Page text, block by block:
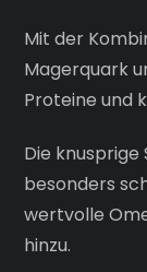
Mit der
Magerquark
Proteine und
Die
besonders
wertvolle
hinzu.